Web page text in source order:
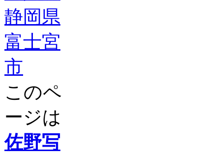
このペ
ージは
佐野写